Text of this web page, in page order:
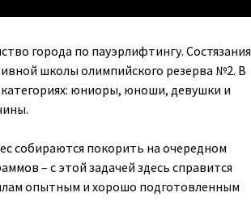
города по пауэрлифтингу. Состязания
школы олимпийского резерва №2. В
юниоры, юноши, девушки и
собираются покорить на очередном
– с этой задачей здесь справится
опытным и хорошо подготовленным